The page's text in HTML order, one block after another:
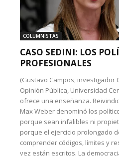
COLUMNISTAS
CASO SEDINI: LOS
PROFESIONALES
(Gustavo Campos, investigador
Opinión Pública, Universidad
ofrece una enseñanza.
Max Weber denominó los
porque sean infalibles ni
porque el ejercicio prolongado
comprender códigos, límites y
vez están escritos. La